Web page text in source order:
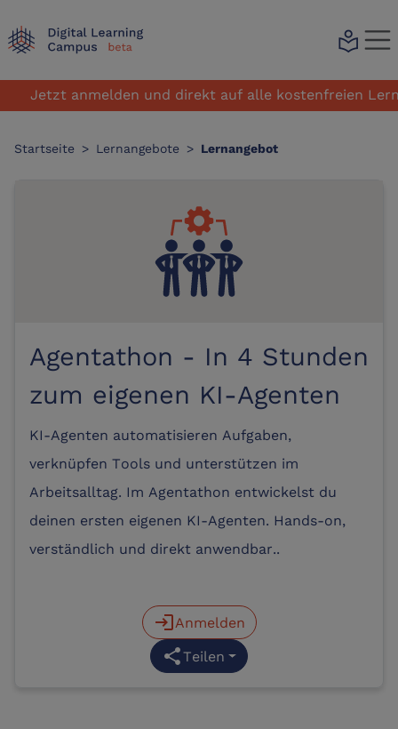
local_library
anmelden und direkt auf alle kostenfreien
Startseite > Lernangebote > Lernangebot
Agentathon - In 4 Stunden
zum eigenen KI-Agenten
KI-Agenten automatisieren Aufgaben,
verknüpfen Tools und unterstützen im
Arbeitsalltag. Im Agentathon entwickelst du
deinen ersten eigenen KI-Agenten. Hands-on,
verständlich und direkt anwendbar..
loginAnmelden
shareTeilen